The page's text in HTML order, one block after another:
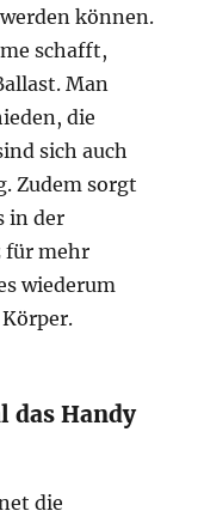
können.
schafft,
Man
die
sich auch
Zudem sorgt
in der
für mehr
wiederum
das Handy
die